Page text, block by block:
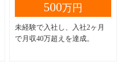
500万円
未経験で入社し、入社2ヶ月
で月収40万超えを達成。